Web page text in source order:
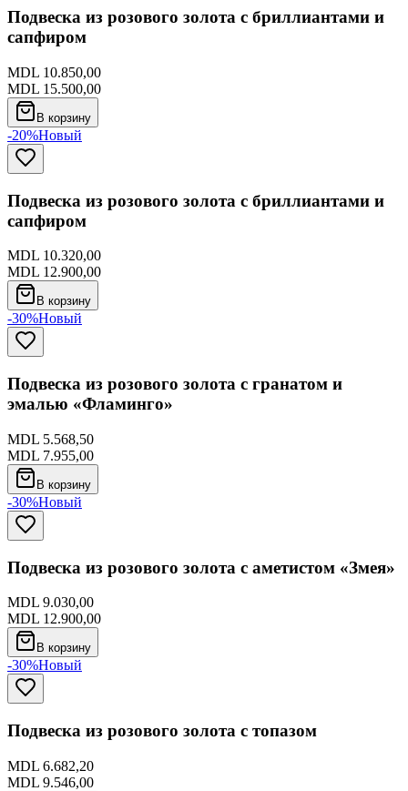
Подвеска из розового золота с бриллиантами и
сапфиром
MDL 10.850,00
MDL 15.500,00
В корзину
-20%Новый
Подвеска из розового золота с бриллиантами и
сапфиром
MDL 10.320,00
MDL 12.900,00
В корзину
-30%Новый
Подвеска из розового золота с гранатом и
эмалью «Фламинго»
MDL 5.568,50
MDL 7.955,00
В корзину
-30%Новый
Подвеска из розового золота с аметистом «Змея»
MDL 9.030,00
MDL 12.900,00
В корзину
-30%Новый
Подвеска из розового золота с топазом
MDL 6.682,20
MDL 9.546,00